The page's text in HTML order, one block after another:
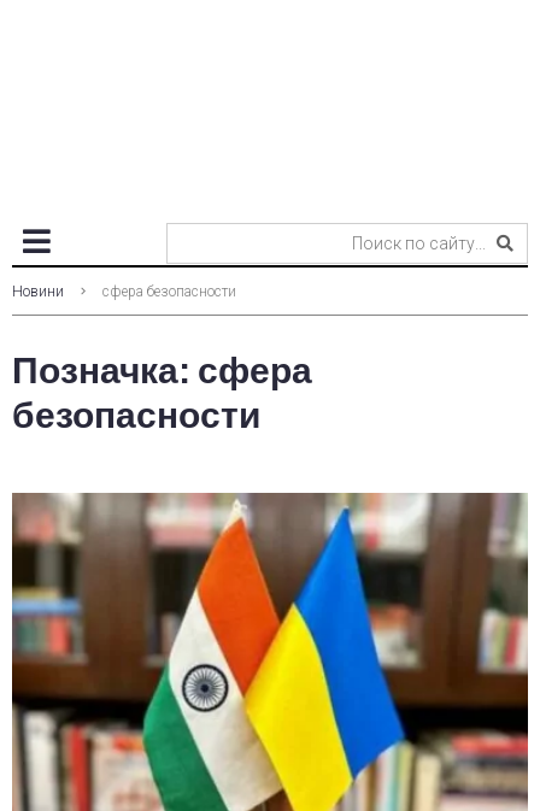
Новини сфера безопасности
Позначка: сфера
безопасности